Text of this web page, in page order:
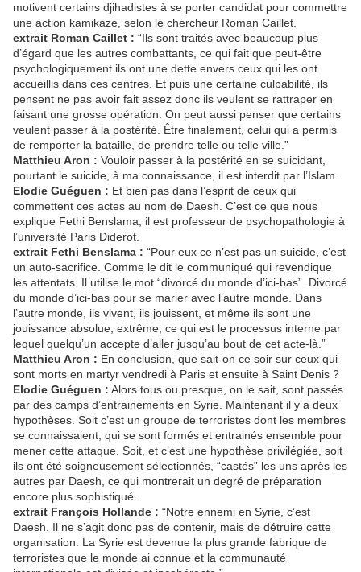
motivent certains djihadistes à se porter candidat pour commettre
une action kamikaze, selon le chercheur Roman Caillet.
extrait Roman Caillet : “Ils sont traités avec beaucoup plus
d’égard que les autres combattants, ce qui fait que peut-être
psychologiquement ils ont une dette envers ceux qui les ont
accueillis dans ces centres. Et puis une certaine culpabilité, ils
pensent ne pas avoir fait assez donc ils veulent se rattraper en
faisant une grosse opération. On peut aussi penser que certains
veulent passer à la postérité. Être finalement, celui qui a permis
de remporter la bataille, de prendre telle ou telle ville.”
Matthieu Aron : Vouloir passer à la postérité en se suicidant,
pourtant le suicide, à ma connaissance, il est interdit par l’Islam.
Elodie Guéguen : Et bien pas dans l’esprit de ceux qui
commettent ces actes au nom de Daesh. C’est ce que nous
explique Fethi Benslama, il est professeur de psychopathologie à
l’université Paris Diderot.
extrait Fethi Benslama : “Pour eux ce n’est pas un suicide, c’est
un auto-sacrifice. Comme le dit le communiqué qui revendique
les attentats. Il utilise le mot “divorcé du monde d’ici-bas”. Divorcé
du monde d’ici-bas pour se marier avec l’autre monde. Dans
l’autre monde, ils vivent, ils jouissent, et même ils sont une
jouissance absolue, extrême, ce qui est le processus interne par
lequel quelqu’un accepte d’aller jusqu’au bout de cet acte-là.”
Matthieu Aron : En conclusion, que sait-on ce soir sur ceux qui
sont morts en martyr vendredi à Paris et ensuite à Saint Denis ?
Elodie Guéguen : Alors tous ou presque, on le sait, sont passés
par des camps d’entrainements en Syrie. Maintenant il y a deux
hypothèses. Soit c’est un groupe de terroristes dont les membres
se connaissaient, qui se sont formés et entrainés ensemble pour
mener cette attaque. Soit, et c’est une hypothèse privilégiée, soit
ils ont été soigneusement sélectionnés, “castés” les uns après les
autres par Daesh, ce qui montrerait un degré de préparation
encore plus sophistiqué.
extrait François Hollande : “Notre ennemi en Syrie, c’est
Daesh. Il ne s’agit donc pas de contenir, mais de détruire cette
organisation. La Syrie est devenue la plus grande fabrique de
terroristes que le monde ai connue et la communauté